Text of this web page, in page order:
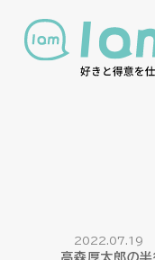
2022.07.19
高森厚太郎の